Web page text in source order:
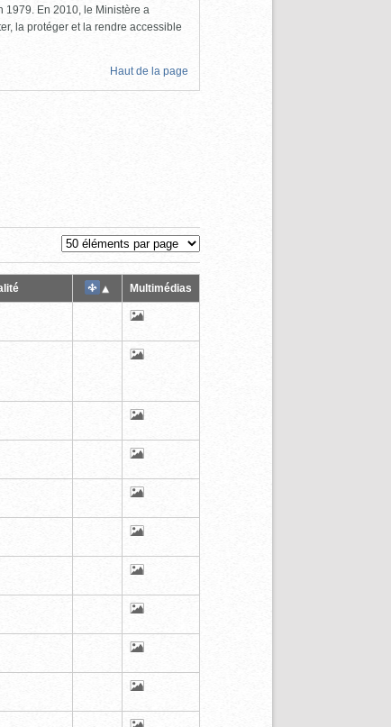
1979. En 2010, le Ministère a
la protéger et la rendre accessible
Haut de la page
Multimédias